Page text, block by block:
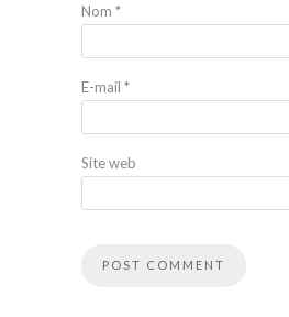
Nom *
E-mail *
Site web